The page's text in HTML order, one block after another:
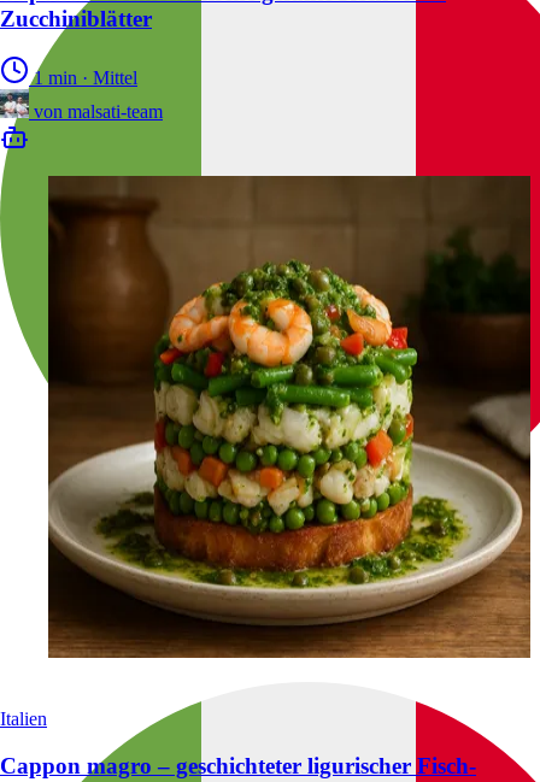
Zucchiniblätter
1 min · Mittel
von malsati-team
Italien
Cappon magro – geschichteter ligurischer Fisch-